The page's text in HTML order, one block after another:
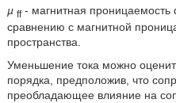
µ ff- магнитная проницаемость
сравнению с магнитной
пространства.
Уменьшение тока можно
порядка, предположив, что
преобладающее влияние на